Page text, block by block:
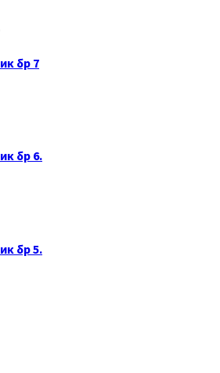
бр 7
бр 6.
бр 5.